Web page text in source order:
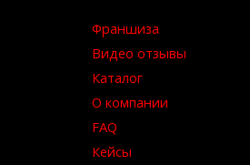
Франшиза
Видео отзывы
Каталог
О компании
FAQ
Кейсы